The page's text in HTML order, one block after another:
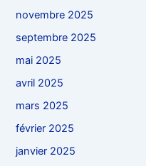
novembre 2025
septembre 2025
mai 2025
avril 2025
mars 2025
février 2025
janvier 2025